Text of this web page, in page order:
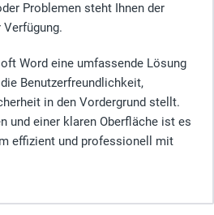
Problemen steht Ihnen der
Word eine umfassende Lösung
Benutzerfreundlichkeit,
in den Vordergrund stellt.
und einer klaren Oberfläche ist es
effizient und professionell mit